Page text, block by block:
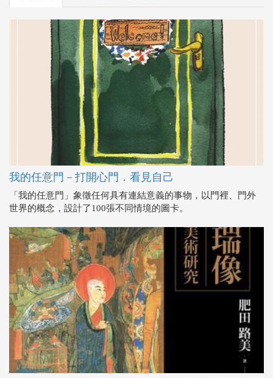
我的任意門－打開心門．看見自己
「我的任意門」象徵任何具有連結意義的事物，以門裡、門外
世界的概念，設計了100張不同情境的圖卡。